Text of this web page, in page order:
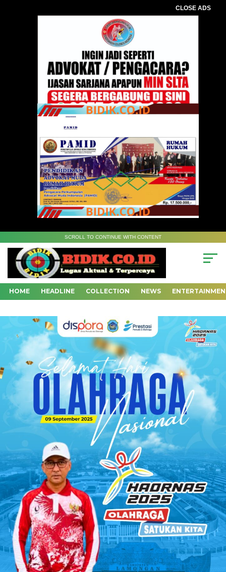
CLOSE ADS
SCROLL TO CONTINUE WITH CONTENT
HOME HEADLINE COLLECTION NEWS